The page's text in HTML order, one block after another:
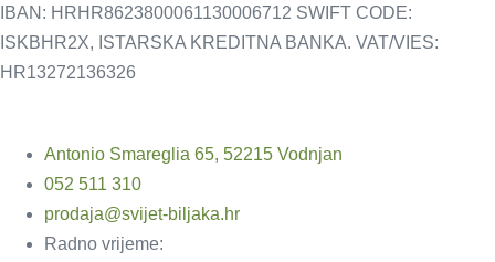
IBAN: HRHR8623800061130006712 SWIFT CODE:
ISKBHR2X, ISTARSKA KREDITNA BANKA. VAT/VIES:
HR13272136326
Antonio Smareglia 65, 52215 Vodnjan
052 511 310
prodaja@svijet-biljaka.hr
Radno vrijeme: